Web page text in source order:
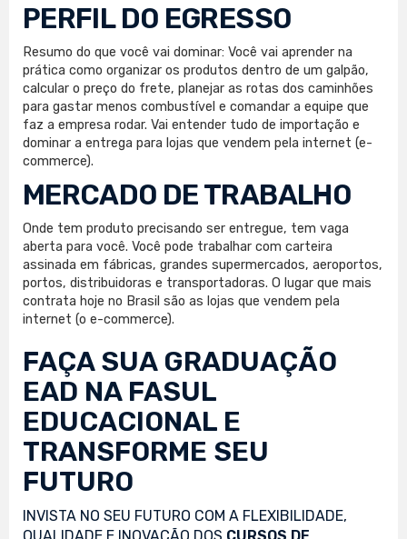
PERFIL DO EGRESSO
Resumo do que você vai dominar: Você vai aprender na
prática como organizar os produtos dentro de um galpão,
calcular o preço do frete, planejar as rotas dos caminhões
para gastar menos combustível e comandar a equipe que
faz a empresa rodar. Vai entender tudo de importação e
dominar a entrega para lojas que vendem pela internet (e-
commerce).
MERCADO DE TRABALHO
Onde tem produto precisando ser entregue, tem vaga
aberta para você. Você pode trabalhar com carteira
assinada em fábricas, grandes supermercados, aeroportos,
portos, distribuidoras e transportadoras. O lugar que mais
contrata hoje no Brasil são as lojas que vendem pela
internet (o e-commerce).
FAÇA SUA GRADUAÇÃO
EAD NA FASUL
EDUCACIONAL E
TRANSFORME SEU
FUTURO
INVISTA NO SEU FUTURO COM A FLEXIBILIDADE,
QUALIDADE E INOVAÇÃO DOS CURSOS DE